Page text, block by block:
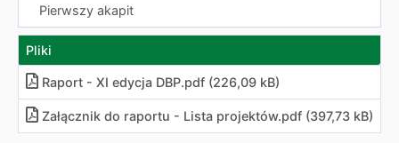
Pierwszy akapit
Pliki
Raport - XI edycja DBP.pdf (226,09 kB)
Załącznik do raportu - Lista projektów.pdf (397,73 kB)